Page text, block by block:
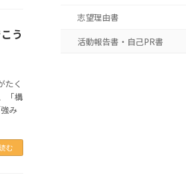
う
たく
「構
み
む
志望理由書
活動報告書・自己PR書